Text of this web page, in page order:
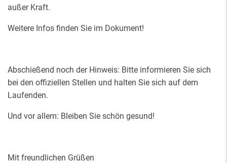
außer Kraft.
Weitere Infos finden Sie im Dokument!
Abschießend noch der Hinweis: Bitte informieren Sie sich
bei den offiziellen Stellen und halten Sie sich auf dem
Laufenden.
Und vor allem: Bleiben Sie schön gesund!
Mit freundlichen Grüßen